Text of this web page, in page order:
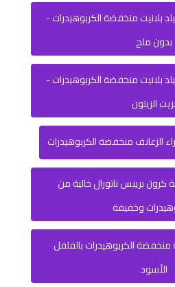
بلانيت منخفضة الكربوهيدرات -
بدون ملح
بلانيت منخفضة الكربوهيدرات -
بزيت الزيتون
الزعانف منخفضة الكربوهيدرات
برينس ناتورال‏ خالية من
وخفيفة
الكربوهيدرات بالفلفل
الأسود